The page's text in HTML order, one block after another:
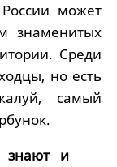
может
знаменитых
Среди
но есть
самый
знают и